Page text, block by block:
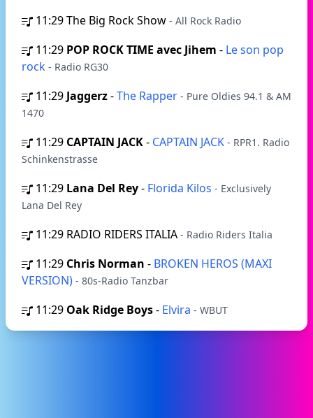
11:29The Big Rock Show - All Rock Radio
11:29 POP ROCK TIME avec Jihem - Le son pop
rock - Radio RG30
11:29 Jaggerz-The Rapper - Pure Oldies 94.1 & AM
1470
11:29 CAPTAIN JACK- CAPTAIN JACK - RPR1. Radio
Schinkenstrasse
11:29 Lana Del Rey- Florida Kilos - Exclusively
Lana Del Rey
11:29 RADIO RIDERS ITALIA - Radio Riders Italia
11:29 Chris Norman - BROKEN HEROS (MAXI
VERSION) - 80s-Radio Tanzbar
11:29 Oak Ridge Boys- Elvira - WBUT